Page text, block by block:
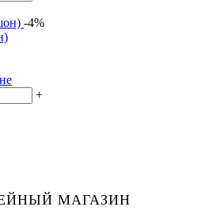
-4%
+
МАГАЗИН